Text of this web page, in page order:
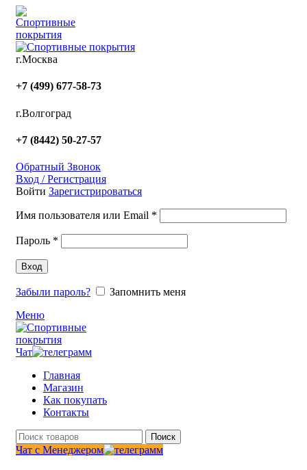
г.Москва
+7 (499) 677-58-73
г.Волгоград
+7 (8442) 50-27-57
Обратный Звонок
Вход / Регистрация
Войти Зарегистрироваться
Имя пользователя или Email *
Пароль *
Вход
Забыли пароль?
Запомнить меня
Меню
Чат
Главная
Магазин
Как покупать
Контакты
Поиск
Чат с Менеджером